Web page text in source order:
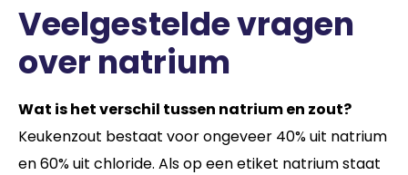
Veelgestelde vragen
over natrium
Wat is het verschil tussen natrium en zout?
Keukenzout bestaat voor ongeveer 40% uit natrium
en 60% uit chloride. Als op een etiket natrium staat